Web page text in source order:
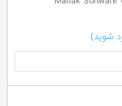
شوید)